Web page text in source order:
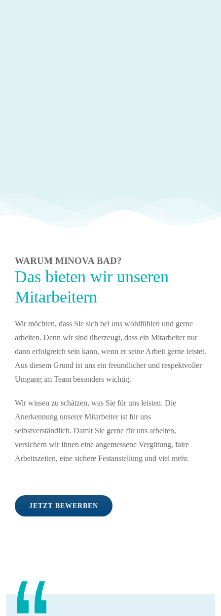
WARUM MINOVA BAD?
Das bieten wir unseren
Mitarbeitern
Wir möchten, dass Sie sich bei uns wohlfühlen und gerne
arbeiten. Denn wir sind überzeugt, dass ein Mitarbeiter nur
dann erfolgreich sein kann, wenn er seine Arbeit gerne leistet.
Aus diesem Grund ist uns ein freundlicher und respektvoller
Umgang im Team besonders wichtig.
Wir wissen zu schätzen, was Sie für uns leisten. Die
Anerkennung unserer Mitarbeiter ist für uns
selbstverständlich. Damit Sie gerne für uns arbeiten,
versichern wir Ihnen eine angemessene Vergütung, faire
Arbeitszeiten, eine sichere Festanstellung und viel mehr.
JETZT BEWERBEN